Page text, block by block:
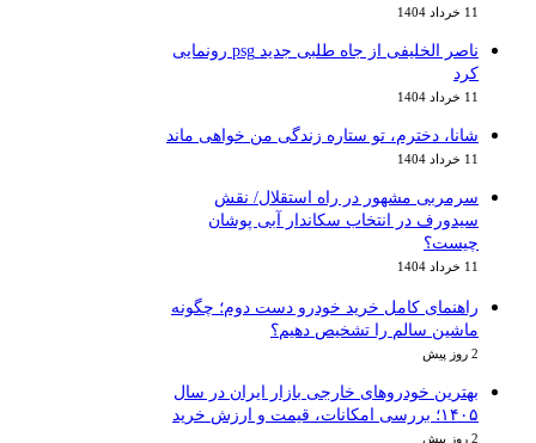
11 خرداد 1404
ناصر الخلیفی از جاه طلبی جدید psg رونمایی
کرد
11 خرداد 1404
شانا، دخترم، تو ستاره زندگی من خواهی ماند
11 خرداد 1404
سرمربی مشهور در راه استقلال/ نقش
سیدورف در انتخاب سکاندار آبی پوشان
چیست؟
11 خرداد 1404
راهنمای کامل خرید خودرو دست دوم؛ چگونه
ماشین سالم را تشخیص دهیم؟
2 روز پیش
بهترین خودروهای خارجی بازار ایران در سال
۱۴۰۵؛ بررسی امکانات، قیمت و ارزش خرید
2 روز پیش